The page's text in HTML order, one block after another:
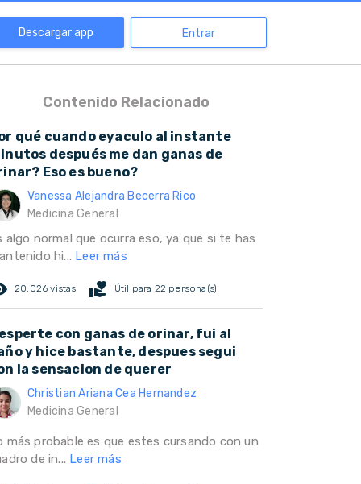
Descargar app Entrar
Contenido Relacionado
qué cuando eyaculo al instante
después me dan ganas de
Eso es bueno?
Vanessa Alejandra Becerra Rico
Medicina General
algo normal que ocurra eso, ya que si te has
hi... Leer más
20.026 vistas volunteer_activism Útil para 22 persona(s)
con ganas de orinar, fui al
y hice bastante, despues segui
la sensacion de querer
Christian Ariana Cea Hernandez
Medicina General
más probable es que estes cursando con un
de in... Leer más